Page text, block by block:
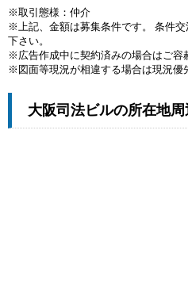
※取引態様：仲介
※上記、金額は募集条件です。 条件
下さい。
※広告作成中に契約済みの場合はご容
※図面等現況が相違する場合は現況優
大阪司法ビルの所在地周